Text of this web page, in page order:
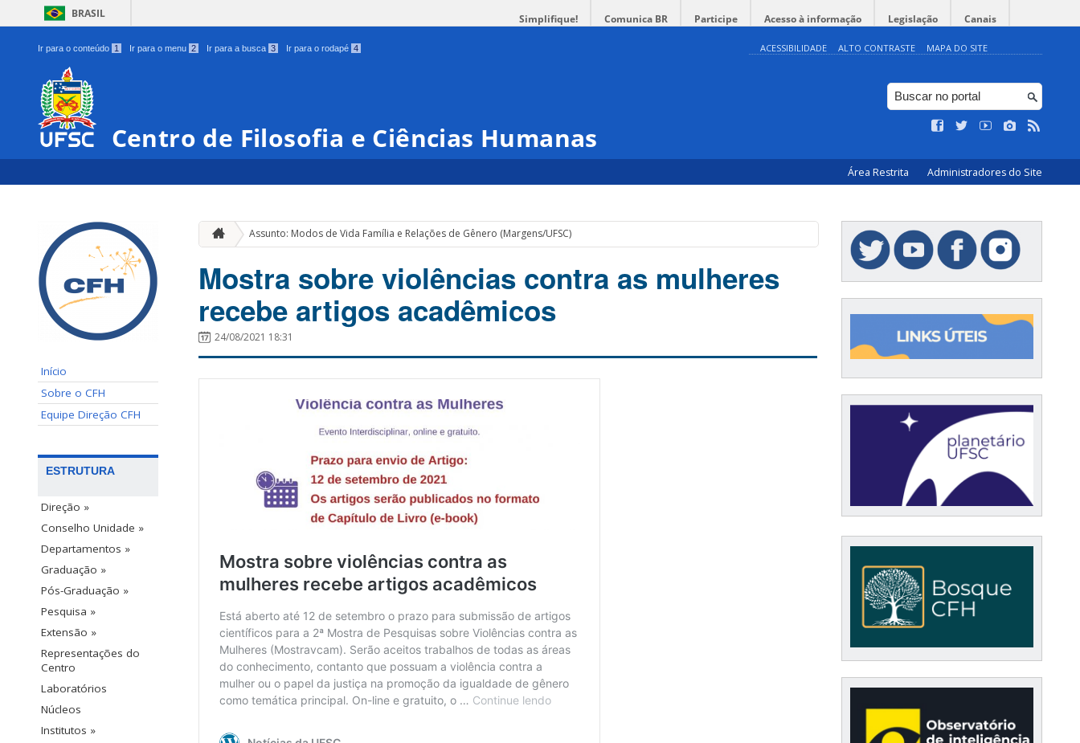
BRASIL Simplifique! Comunica BR Participe Acesso à informação Legislação Canais
Ir para o conteúdo 1 Ir para o menu 2 Ir para a busca 3 Ir para o rodapé 4 ACESSIBILIDADE ALTO CONTRASTE MAPA DO SITE
Centro de Filosofia e Ciências Humanas
Área Restrita Administradores do Site
Início
Sobre o CFH
Equipe Direção CFH
ESTRUTURA
Direção »
Conselho Unidade »
Departamentos »
Graduação »
Pós-Graduação »
Pesquisa »
Extensão »
Representações do
Centro
Laboratórios
Núcleos
Institutos »
Assunto: Modos de Vida Família e Relações de Gênero (Margens/UFSC)
Mostra sobre violências contra as mulheres
recebe artigos acadêmicos
24/08/2021 18:31